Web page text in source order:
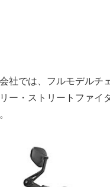
社では、フルモデルチ
ー・ストリートファイ